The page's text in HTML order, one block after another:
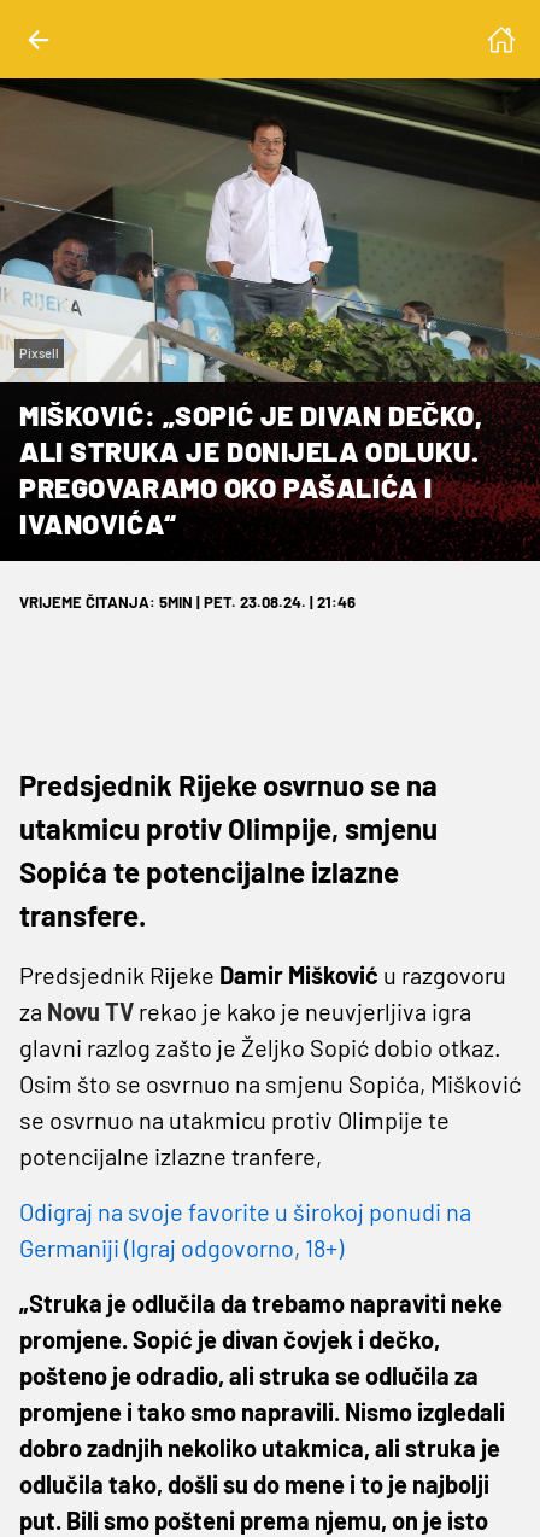
Pixsell
MIŠKOVIĆ: „SOPIĆ JE DIVAN DEČKO,
ALI STRUKA JE DONIJELA ODLUKU.
PREGOVARAMO OKO PAŠALIĆA I
IVANOVIĆA“
VRIJEME ČITANJA: 5MIN | PET. 23.08.24. | 21:46
Predsjednik Rijeke osvrnuo se na
utakmicu protiv Olimpije, smjenu
Sopića te potencijalne izlazne
transfere.
Predsjednik Rijeke Damir Mišković u razgovoru
za Novu TV rekao je kako je neuvjerljiva igra
glavni razlog zašto je Željko Sopić dobio otkaz.
Osim što se osvrnuo na smjenu Sopića, Mišković
se osvrnuo na utakmicu protiv Olimpije te
potencijalne izlazne tranfere,
Odigraj na svoje favorite u širokoj ponudi na
Germaniji (Igraj odgovorno, 18+)
„Struka je odlučila da trebamo napraviti neke
promjene. Sopić je divan čovjek i dečko,
pošteno je odradio, ali struka se odlučila za
promjene i tako smo napravili. Nismo izgledali
dobro zadnjih nekoliko utakmica, ali struka je
odlučila tako, došli su do mene i to je najbolji
put. Bili smo pošteni prema njemu, on je isto